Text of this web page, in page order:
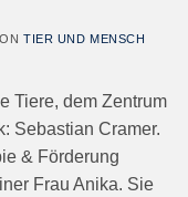
TIER UND MENSCH
Tiere, dem Zentrum
Sebastian Cramer.
& Förderung
Frau Anika. Sie